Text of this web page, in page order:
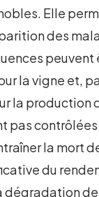
Elle
des
peuvent
la vigne et,
la production
pas
la mort
du
dégradation